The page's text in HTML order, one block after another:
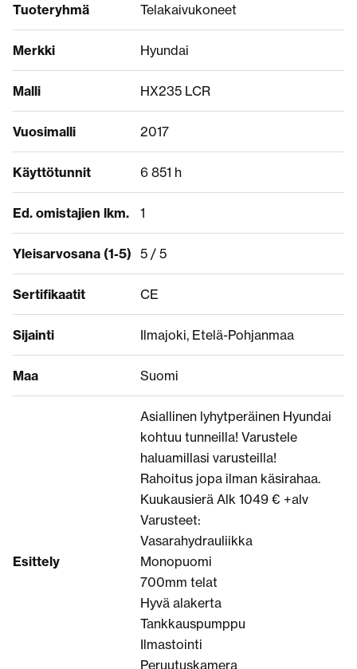
Tuoteryhmä Telakaivukoneet
Merkki Hyundai
Malli HX235 LCR
Vuosimalli 2017
Käyttötunnit 6 851 h
Ed. omistajien lkm. 1
Yleisarvosana (1-5) 5 / 5
Sertifikaatit CE
Sijainti Ilmajoki, Etelä-Pohjanmaa
Maa Suomi
Esittely
Asiallinen lyhytperäinen Hyundai
kohtuu tunneilla! Varustele
haluamillasi varusteilla!
Rahoitus jopa ilman käsirahaa.
Kuukausierä Alk 1049 € +alv
Varusteet:
Vasarahydrauliikka
Monopuomi
700mm telat
Hyvä alakerta
Tankkauspumppu
Ilmastointi
Peruutuskamera